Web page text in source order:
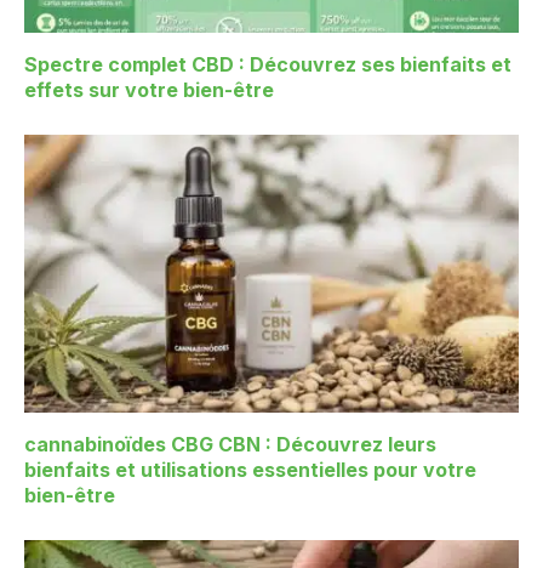
Spectre complet CBD : Découvrez ses bienfaits et
effets sur votre bien-être
cannabinoïdes CBG CBN : Découvrez leurs
bienfaits et utilisations essentielles pour votre
bien-être